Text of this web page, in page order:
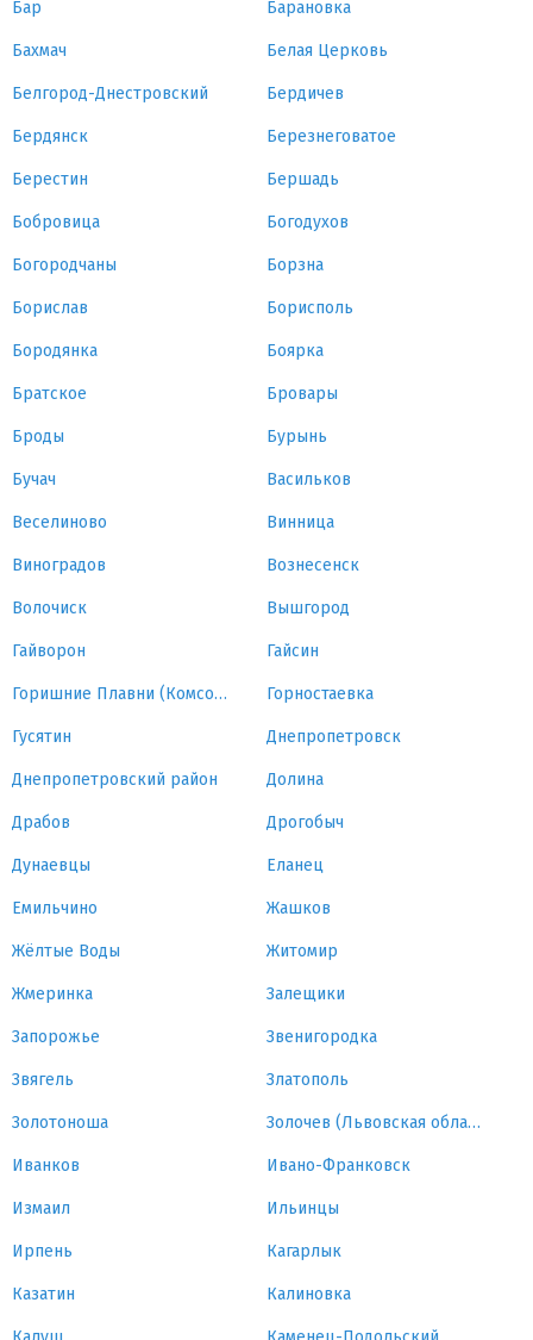
Бар Барановка
Бахмач Белая Церковь
Белгород-Днестровский Бердичев
Бердянск Березнеговатое
Берестин Бершадь
Бобровица Богодухов
Богородчаны Борзна
Борислав Борисполь
Бородянка Боярка
Братское Бровары
Броды Бурынь
Бучач Васильков
Веселиново Винница
Виноградов Вознесенск
Волочиск Вышгород
Гайворон Гайсин
Горишние Плавни (Комсомольск) Горностаевка
Гусятин Днепропетровск
Днепропетровский район Долина
Драбов Дрогобыч
Дунаевцы Еланец
Емильчино Жашков
Жёлтые Воды Житомир
Жмеринка Залещики
Запорожье Звенигородка
Звягель Златополь
Золотоноша Золочев (Львовская область)
Иванков Ивано-Франковск
Измаил Ильинцы
Ирпень Кагарлык
Казатин Калиновка